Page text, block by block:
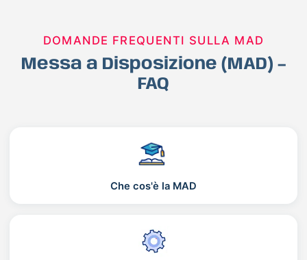
DOMANDE FREQUENTI SULLA MAD
Messa a Disposizione (MAD) –
FAQ
Che cos'è la MAD